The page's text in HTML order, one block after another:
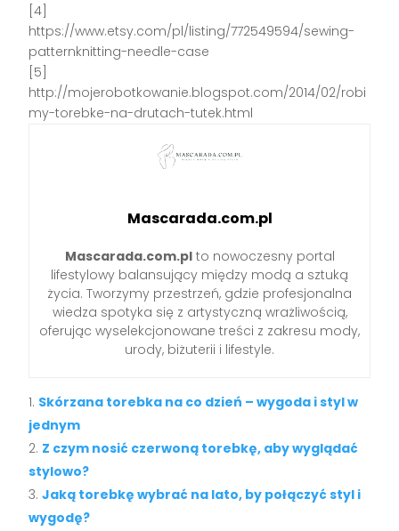
[4]
https://www.etsy.com/pl/listing/772549594/sewing-
patternknitting-needle-case
[5]
http://mojerobotkowanie.blogspot.com/2014/02/robi
my-torebke-na-drutach-tutek.html
Mascarada.com.pl
Mascarada.com.plto nowoczesny portal
lifestylowy balansujący między modą a sztuką
życia. Tworzymy przestrzeń, gdzie profesjonalna
wiedza spotyka się z artystyczną wrażliwością,
oferując wyselekcjonowane treści z zakresu mody,
urody, biżuterii i lifestyle.
Skórzana torebka na co dzień – wygoda i styl w
jednym
Z czym nosić czerwoną torebkę, aby wyglądać
stylowo?
Jaką torebkę wybrać na lato, by połączyć styl i
wygodę?